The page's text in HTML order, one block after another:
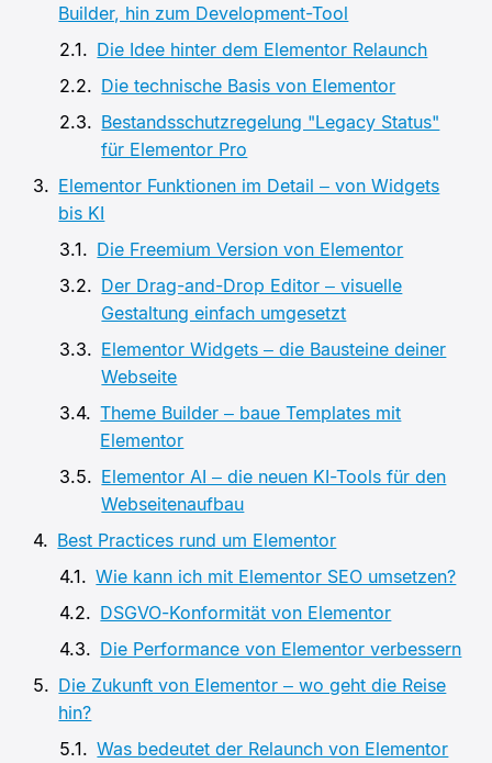
Builder, hin zum Development-Tool
Die Idee hinter dem Elementor Relaunch
Die technische Basis von Elementor
Bestandsschutzregelung "Legacy Status"
für Elementor Pro
Elementor Funktionen im Detail – von Widgets
bis KI
Die Freemium Version von Elementor
Der Drag-and-Drop Editor – visuelle
Gestaltung einfach umgesetzt
Elementor Widgets – die Bausteine deiner
Webseite
Theme Builder – baue Templates mit
Elementor
Elementor AI – die neuen KI-Tools für den
Webseitenaufbau
Best Practices rund um Elementor
Wie kann ich mit Elementor SEO umsetzen?
DSGVO-Konformität von Elementor
Die Performance von Elementor verbessern
Die Zukunft von Elementor – wo geht die Reise
hin?
Was bedeutet der Relaunch von Elementor